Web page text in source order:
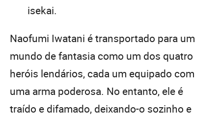
isekai.
Naofumi Iwatani é transportado para um
mundo de fantasia como um dos quatro
heróis lendários, cada um equipado com
uma arma poderosa. No entanto, ele é
traído e difamado, deixando-o sozinho e